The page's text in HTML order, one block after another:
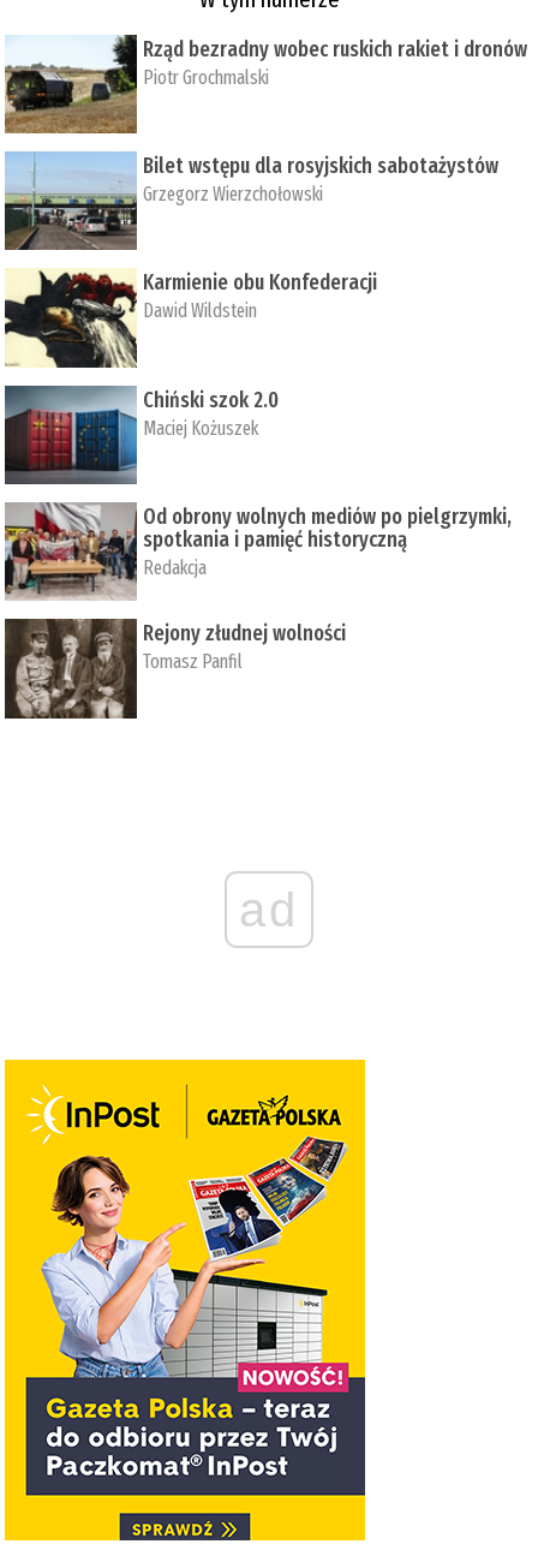
Rząd bezradny wobec ruskich rakiet i dronów
Piotr Grochmalski
Bilet wstępu dla rosyjskich sabotażystów
Grzegorz Wierzchołowski
Karmienie obu Konfederacji
Dawid Wildstein
Chiński szok 2.0
Maciej Kożuszek
Od obrony wolnych mediów po pielgrzymki,
spotkania i pamięć historyczną
Redakcja
Rejony złudnej wolności
Tomasz Panfil
ad